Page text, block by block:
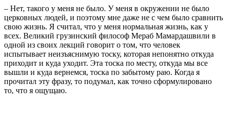
– Нет, такого у меня не было. У меня в окружении не было
церковных людей, и поэтому мне даже не с чем было сравнить
свою жизнь. Я считал, что у меня нормальная жизнь, как у
всех. Великий грузинский философ Мераб Мамардашвили в
одной из своих лекций говорит о том, что человек
испытывает неизъяснимую тоску, которая непонятно откуда
приходит и куда уходит. Эта тоска по месту, откуда мы все
вышли и куда вернемся, тоска по забытому раю. Когда я
прочитал эту фразу, то подумал, как точно сформулировано
то, что я ощущаю.